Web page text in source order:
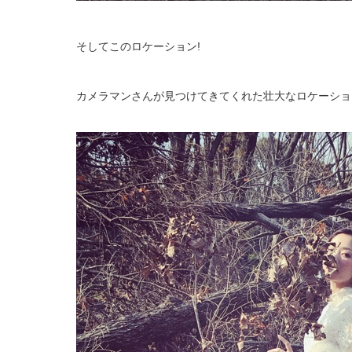
そしてこのロケーション!
カメラマンさんが見つけてきてくれた壮大なロケーシ